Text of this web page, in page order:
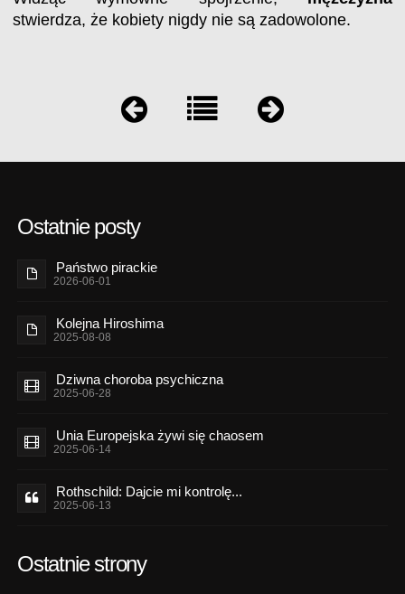
stwierdza, że ​​kobiety nigdy nie są zadowolone.
Ostatnie posty
Państwo pirackie
2026-06-01
Kolejna Hiroshima
2025-08-08
Dziwna choroba psychiczna
2025-06-28
Unia Europejska żywi się chaosem
2025-06-14
Rothschild: Dajcie mi kontrolę...
2025-06-13
Ostatnie strony